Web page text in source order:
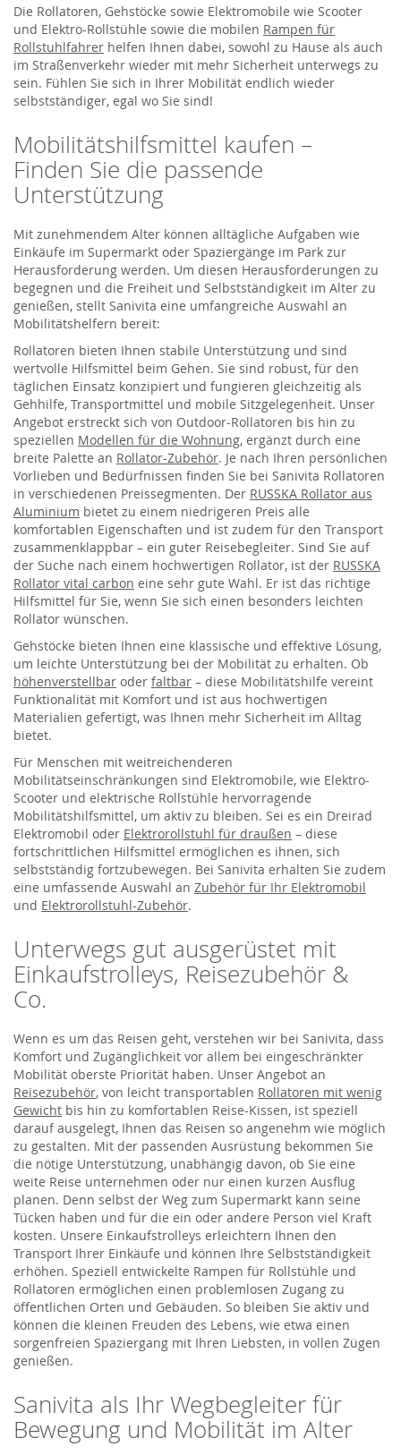
Die Rollatoren, Gehstöcke sowie Elektromobile wie Scooter
und Elektro-Rollstühle sowie die mobilen Rampen für
Rollstuhlfahrer helfen Ihnen dabei, sowohl zu Hause als auch
im Straßenverkehr wieder mit mehr Sicherheit unterwegs zu
sein. Fühlen Sie sich in Ihrer Mobilität endlich wieder
selbstständiger, egal wo Sie sind!
Mobilitätshilfsmittel kaufen –
Finden Sie die passende
Unterstützung
Mit zunehmendem Alter können alltägliche Aufgaben wie
Einkäufe im Supermarkt oder Spaziergänge im Park zur
Herausforderung werden. Um diesen Herausforderungen zu
begegnen und die Freiheit und Selbstständigkeit im Alter zu
genießen, stellt Sanivita eine umfangreiche Auswahl an
Mobilitätshelfern bereit:
Rollatoren bieten Ihnen stabile Unterstützung und sind
wertvolle Hilfsmittel beim Gehen. Sie sind robust, für den
täglichen Einsatz konzipiert und fungieren gleichzeitig als
Gehhilfe, Transportmittel und mobile Sitzgelegenheit. Unser
Angebot erstreckt sich von Outdoor-Rollatoren bis hin zu
speziellen Modellen für die Wohnung, ergänzt durch eine
breite Palette an Rollator-Zubehör. Je nach Ihren persönlichen
Vorlieben und Bedürfnissen finden Sie bei Sanivita Rollatoren
in verschiedenen Preissegmenten. Der RUSSKA Rollator aus
Aluminium bietet zu einem niedrigeren Preis alle
komfortablen Eigenschaften und ist zudem für den Transport
zusammenklappbar – ein guter Reisebegleiter. Sind Sie auf
der Suche nach einem hochwertigen Rollator, ist der RUSSKA
Rollator vital carbon eine sehr gute Wahl. Er ist das richtige
Hilfsmittel für Sie, wenn Sie sich einen besonders leichten
Rollator wünschen.
Gehstöcke bieten Ihnen eine klassische und effektive Lösung,
um leichte Unterstützung bei der Mobilität zu erhalten. Ob
höhenverstellbar oder faltbar – diese Mobilitätshilfe vereint
Funktionalität mit Komfort und ist aus hochwertigen
Materialien gefertigt, was Ihnen mehr Sicherheit im Alltag
bietet.
Für Menschen mit weitreichenderen
Mobilitätseinschränkungen sind Elektromobile, wie Elektro-
Scooter und elektrische Rollstühle hervorragende
Mobilitätshilfsmittel, um aktiv zu bleiben. Sei es ein Dreirad
Elektromobil oder Elektrorollstuhl für draußen – diese
fortschrittlichen Hilfsmittel ermöglichen es ihnen, sich
selbstständig fortzubewegen. Bei Sanivita erhalten Sie zudem
eine umfassende Auswahl an Zubehör für Ihr Elektromobil
und Elektrorollstuhl-Zubehör.
Unterwegs gut ausgerüstet mit
Einkaufstrolleys, Reisezubehör &
Co.
Wenn es um das Reisen geht, verstehen wir bei Sanivita, dass
Komfort und Zugänglichkeit vor allem bei eingeschränkter
Mobilität oberste Priorität haben. Unser Angebot an
Reisezubehör, von leicht transportablen Rollatoren mit wenig
Gewicht bis hin zu komfortablen Reise-Kissen, ist speziell
darauf ausgelegt, Ihnen das Reisen so angenehm wie möglich
zu gestalten. Mit der passenden Ausrüstung bekommen Sie
die nötige Unterstützung, unabhängig davon, ob Sie eine
weite Reise unternehmen oder nur einen kurzen Ausflug
planen. Denn selbst der Weg zum Supermarkt kann seine
Tücken haben und für die ein oder andere Person viel Kraft
kosten. Unsere Einkaufstrolleys erleichtern Ihnen den
Transport Ihrer Einkäufe und können Ihre Selbstständigkeit
erhöhen. Speziell entwickelte Rampen für Rollstühle und
Rollatoren ermöglichen einen problemlosen Zugang zu
öffentlichen Orten und Gebäuden. So bleiben Sie aktiv und
können die kleinen Freuden des Lebens, wie etwa einen
sorgenfreien Spaziergang mit Ihren Liebsten, in vollen Zügen
genießen.
Sanivita als Ihr Wegbegleiter für
Bewegung und Mobilität im Alter